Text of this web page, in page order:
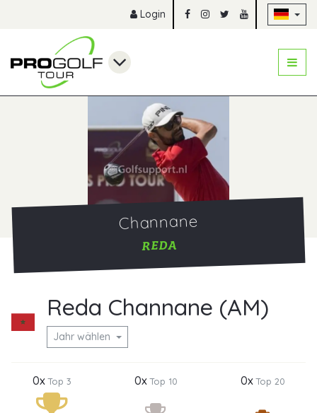
Login
Channane
REDA
Reda Channane (AM)
Jahr wählen
0xTop 3 0xTop 10 0xTop 20